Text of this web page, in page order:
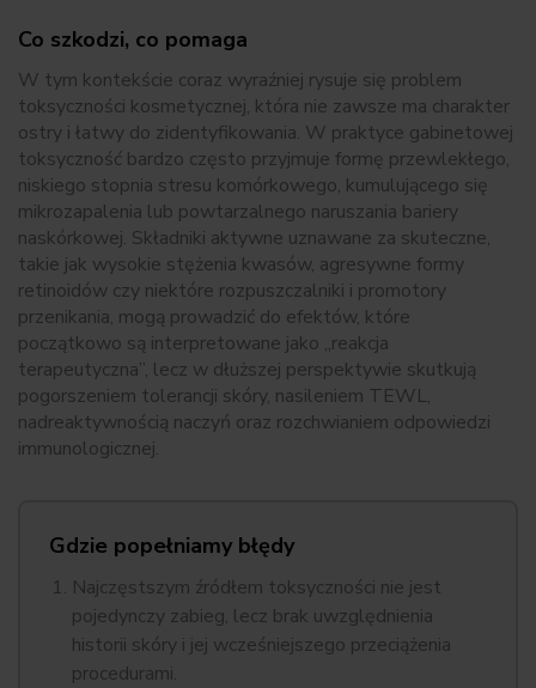
Co szkodzi, co pomaga
W tym kontekście coraz wyraźniej rysuje się problem
toksyczności kosmetycznej, która nie zawsze ma charakter
ostry i łatwy do zidentyfikowania. W praktyce gabinetowej
toksyczność bardzo często przyjmuje formę przewlekłego,
niskiego stopnia stresu komórkowego, kumulującego się
mikrozapalenia lub powtarzalnego naruszania bariery
naskórkowej. Składniki aktywne uznawane za skuteczne,
takie jak wysokie stężenia kwasów, agresywne formy
retinoidów czy niektóre rozpuszczalniki i promotory
przenikania, mogą prowadzić do efektów, które
początkowo są interpretowane jako „reakcja
terapeutyczna”, lecz w dłuższej perspektywie skutkują
pogorszeniem tolerancji skóry, nasileniem TEWL,
nadreaktywnością naczyń oraz rozchwianiem odpowiedzi
immunologicznej.
Gdzie popełniamy błędy
Najczęstszym źródłem toksyczności nie jest
pojedynczy zabieg, lecz brak uwzględnienia
historii skóry i jej wcześniejszego przeciążenia
procedurami.